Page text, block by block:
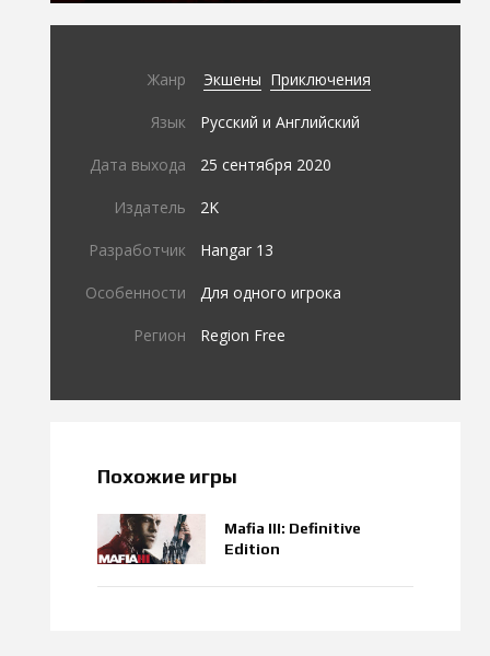
Жанр Экшены Приключения
Язык Русский и Английский
Дата выхода 25 сентября 2020
Издатель 2K
Разработчик Hangar 13
Особенности Для одного игрока
Регион Region Free
Похожие игры
Mafia III: Definitive
Edition